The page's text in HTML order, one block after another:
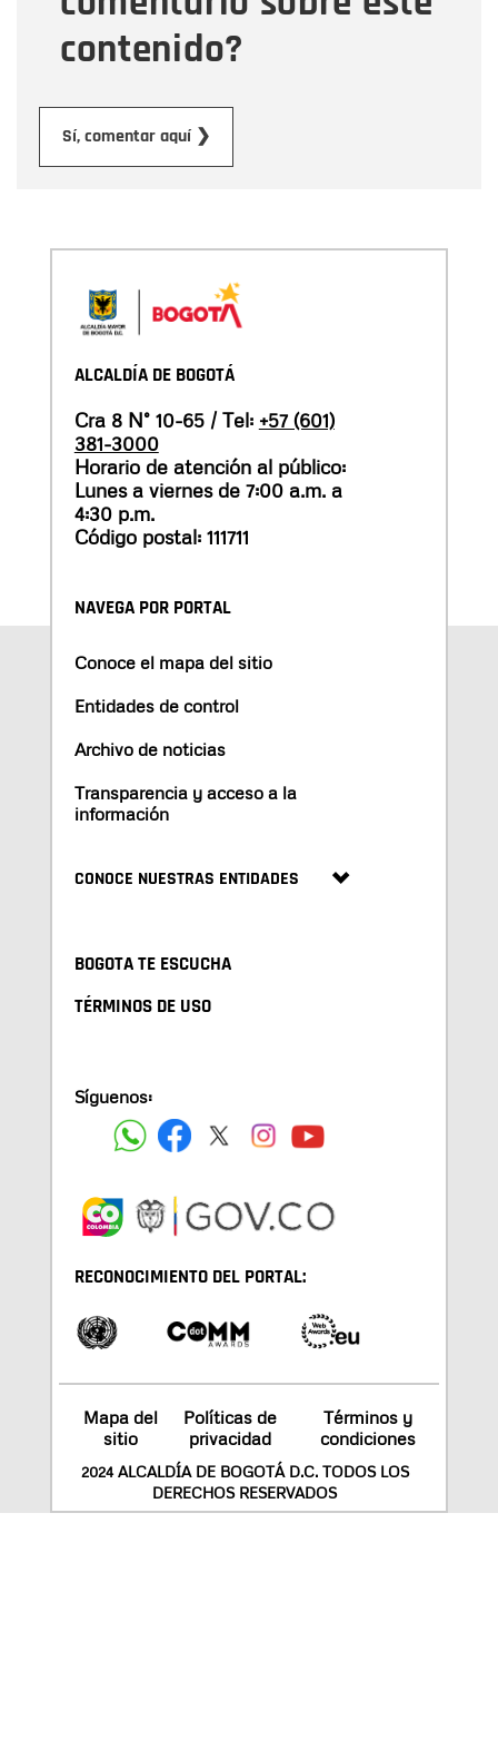
contenido?
Sí, comentar aquí ❯
ALCALDÍA DE BOGOTÁ
Cra 8 N° 10-65 / Tel: +57 (601)
381-3000
Horario de atención al público:
Lunes a viernes de 7:00 a.m. a
4:30 p.m.
Código postal: 111711
NAVEGA POR PORTAL
Conoce el mapa del sitio
Entidades de control
Archivo de noticias
Transparencia y acceso a la
información
CONOCE NUESTRAS ENTIDADES
BOGOTA TE ESCUCHA
TÉRMINOS DE USO
Síguenos:
RECONOCIMIENTO DEL PORTAL:
Mapa del
sitio
Políticas de
privacidad
Términos y
condiciones
2024 ALCALDÍA DE BOGOTÁ D.C. TODOS LOS
DERECHOS RESERVADOS